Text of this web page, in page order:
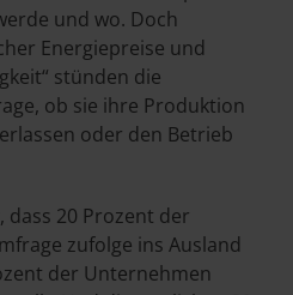
und wo. Doch
Energiepreise und
stünden die
ob sie ihre Produktion
oder den Betrieb
dass 20 Prozent der
zufolge ins Ausland
der Unternehmen